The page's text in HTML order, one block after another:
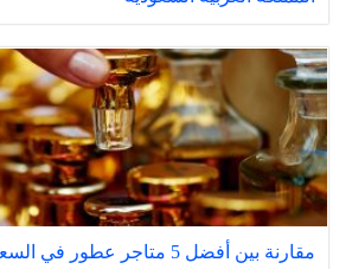
مقارنة بين أفضل 5 متاجر